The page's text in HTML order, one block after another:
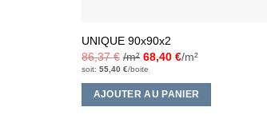
UNIQUE 90x90x2
86,37€ /m² 68,40€/m²
soit: 55,40 €/boite
AJOUTER AU PANIER